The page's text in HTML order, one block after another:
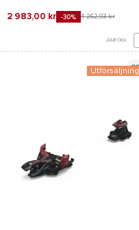
2 983,00 kr -30% 4 262,93 kr
JÄMFÖRA
Utförsäljning